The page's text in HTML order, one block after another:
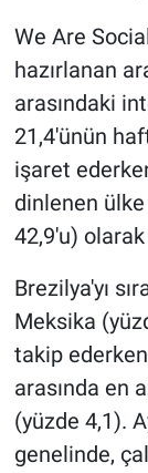
We Are
hazırlanan
arasındaki
21,4'ünün
işaret
dinlenen
42,9'u) olarak
Brezilya'yı
Meksika
takip
arasında en
(yüzde 4,1).
genelinde,